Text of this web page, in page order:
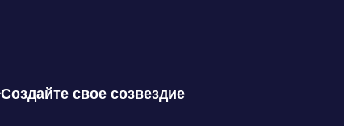
Создайте свое созвездие